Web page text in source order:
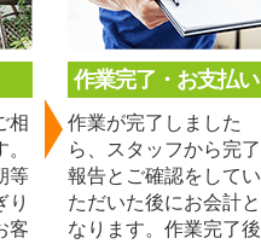
相
等
り
客
作業完了・お支払い
作業が完了しました
ら、スタッフから完了
報告とご確認をしてい
ただいた後にお会計と
なります。作業完了後